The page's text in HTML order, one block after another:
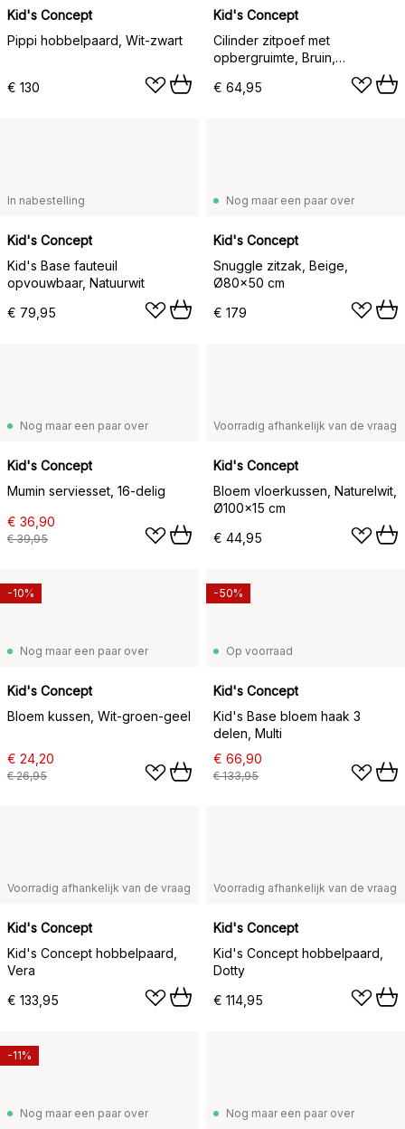
Kid's Concept
Pippi hobbelpaard, Wit-zwart
€ 130
Kid's Concept
Cilinder zitpoef met
opbergruimte, Bruin,
€ 64,95
In nabestelling
Kid's Concept
Kid's Base fauteuil
opvouwbaar, Natuurwit
€ 79,95
Nog maar een paar over
Kid's Concept
Snuggle zitzak, Beige,
Ø80x50 cm
€ 179
Nog maar een paar over
Kid's Concept
Mumin serviesset, 16-delig
€ 36,90
€ 39,95
Voorradig afhankelijk van de vraag
Kid's Concept
Bloem vloerkussen, Naturelwit,
Ø100x15 cm
€ 44,95
Nog maar een paar over
Kid's Concept
Bloem kussen, Wit-groen-geel
€ 24,20
€ 26,95
-10%
Op voorraad
Kid's Concept
Kid's Base bloem haak 3
delen, Multi
€ 66,90
€ 133,95
-50%
Voorradig afhankelijk van de vraag
Kid's Concept
Kid's Concept hobbelpaard,
Vera
€ 133,95
Voorradig afhankelijk van de vraag
Kid's Concept
Kid's Concept hobbelpaard,
Dotty
€ 114,95
Nog maar een paar over
-11%
Nog maar een paar over